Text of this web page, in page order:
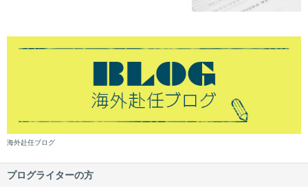
海外赴任ブログ
プログライターの方